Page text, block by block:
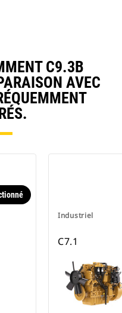
C9.3B
AVEC
Industriel
C7.1